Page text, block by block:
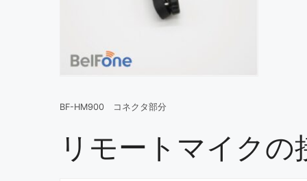
BF-HM900 コネクタ部分
リモートマイクの